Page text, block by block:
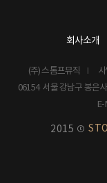
회사소개
(주) 스톰프뮤직
06154 서울 강남구 봉은
2015 ©